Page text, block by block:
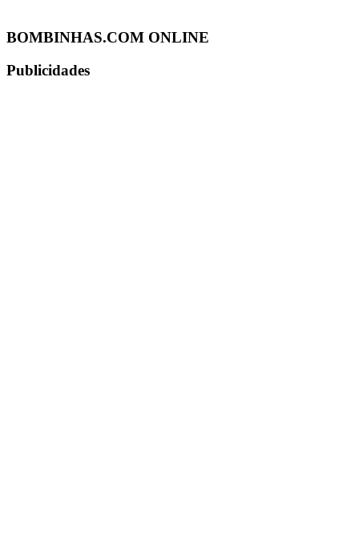
BOMBINHAS.COM ONLINE
Publicidades